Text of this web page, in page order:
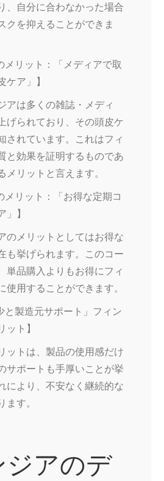
、自分に合わなかった場合
クを抑えることができま
メリット：「メディアで取
ケア」】
アは多くの雑誌・メディ
げられており、その頭皮ケ
されています。これはフィ
と効果を証明するものであ
メリットと言えます。
メリット：「お得な定期コ
】
のメリットとしてはお得な
も挙げられます。このコー
単品購入よりもお得にフィ
使用することができます。
と製造元サポート」フィン
ット】
ットは、製品の使用感だけ
サポートも手厚いことが挙
により、不安なく継続的な
ます。
ジアのデ